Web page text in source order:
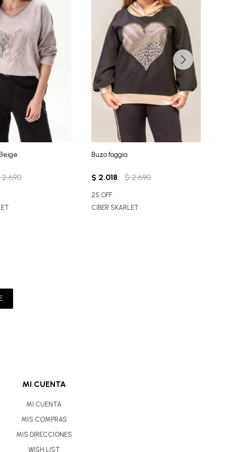
2.690
Buzo foggia
$ 2.018 $ 2.690
25 OFF
CIBER SKARLET
MI CUENTA
MI CUENTA
MIS COMPRAS
MIS DIRECCIONES
WISH LIST